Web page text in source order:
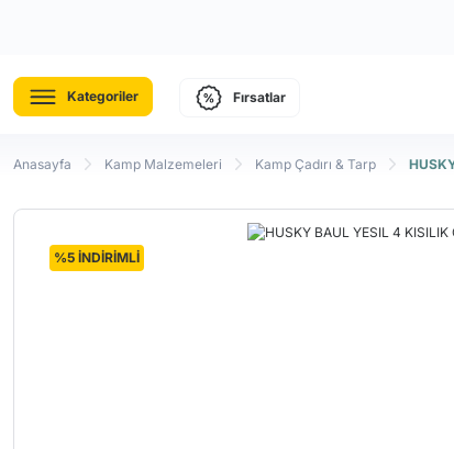
Kategoriler Fırsatlar
Anasayfa Kamp Malzemeleri Kamp Çadırı & Tarp
%5 İNDİRİMLİ